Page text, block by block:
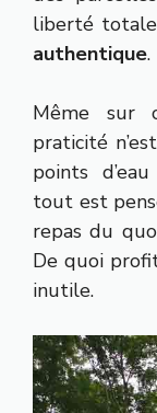
liberté
authentique.
Même sur
praticité
points
tout est
repas du
De quoi
inutile.